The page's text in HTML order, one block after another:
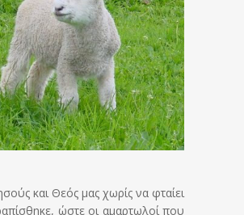
και Θεός μας χωρίς να φταίει
ώστε οι αμαρτωλοί που